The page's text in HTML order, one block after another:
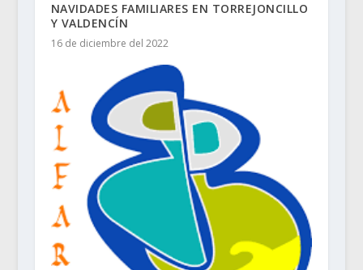
NAVIDADES FAMILIARES EN TORREJONCILLO
Y VALDENCÍN
16 de diciembre del 2022